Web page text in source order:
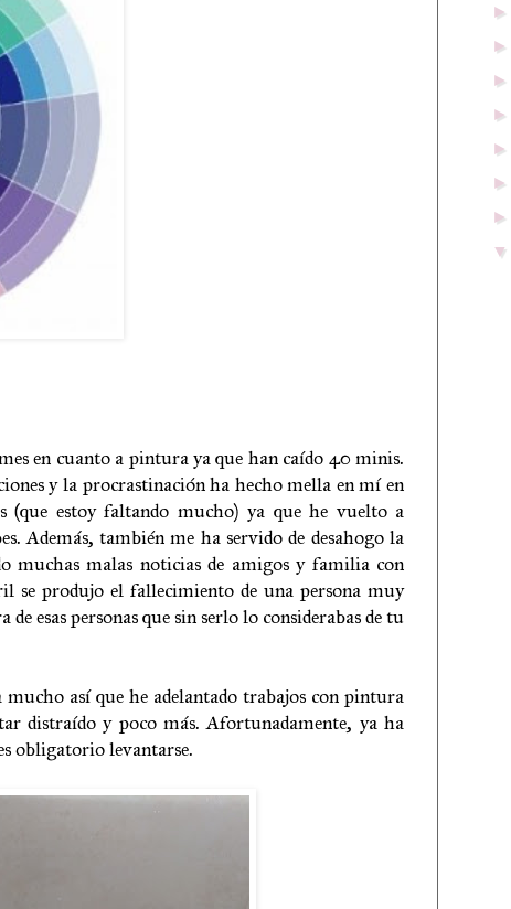
en cuanto a pintura ya que han caído 40 minis.
y la procrastinación ha hecho mella en mí en
(que estoy faltando mucho) ya que he vuelto a
Además, también me ha servido de desahogo la
muchas malas noticias de amigos y familia con
se produjo el fallecimiento de una persona muy
esas personas que sin serlo lo considerabas de tu
así que he adelantado trabajos con pintura
distraído y poco más. Afortunadamente, ya ha
obligatorio levantarse.
►
▼